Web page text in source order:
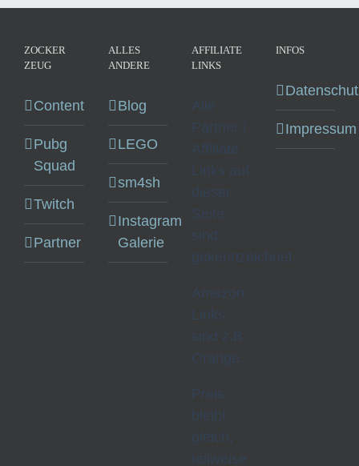
ZOCKER
ZEUG
Content
Pubg
Squad
Twitch
Partner
ALLES
ANDERE
Blog
LEGO
sm4sh
Instagram
Galerie
AFFILIATE
LINKS
Alle
Partner /
Affiliate
Links auf
dieser
Seite
sind
gekennzeichnet.
Amazon
Links
sind z.B.
Orange.
Preis
bleibt
gleich,
teilweise
INFOS
Impressum